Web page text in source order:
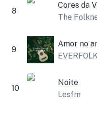
8
Cores da
The
9
Amor no
EVERFOLK
10
Noite
Lesfm